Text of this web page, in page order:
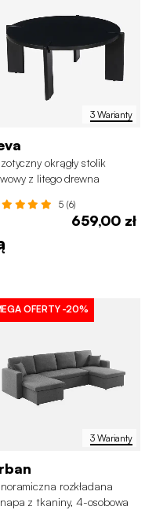
3 Warianty
okrągły stolik
z litego drewna
5 (6)
659,00 zł
3 Warianty
OFERTY -20%
rozkładana
z tkaniny, 4-osobowa